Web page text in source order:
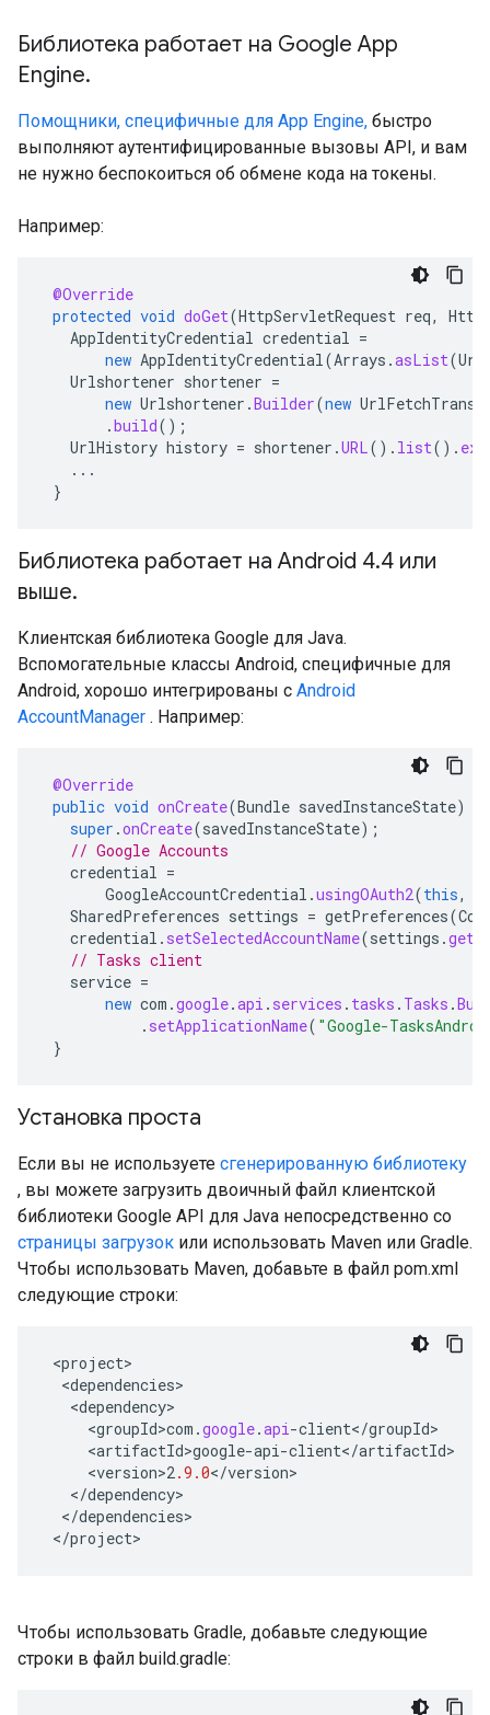
Библиотека работает на Google App
Engine.
Помощники, специфичные для App Engine, быстро
выполняют аутентифицированные вызовы API, и вам
не нужно беспокоиться об обмене кода на токены.
Например:
@Override
protected void doGet(HttpServletRequest req,
AppIdentityCredential credential =
new AppIdentityCredential(Arrays .asList(
Urlshortener shortener =
new Urlshortener .Builder(new
.build();
UrlHistory history = shortener .URL(). list().
...
}
Библиотека работает на Android 4.4 или
выше.
Клиентская библиотека Google для Java.
Вспомогательные классы Android, специфичные для
Android, хорошо интегрированы с Android
AccountManager . Например:
@Override
public void onCreate(Bundle savedInstanceState)
super .onCreate(savedInstanceState);
// Google Accounts
credential =
GoogleAccountCredential .usingOAuth2(this,
SharedPreferences settings = getPreferences(
credential . setSelectedAccountName(settings .
// Tasks client
service =
new com .google.api . services . tasks . Tasks .
. setApplicationName( "Google-
}
Установка проста
Если вы не используете сгенерированную библиотеку
, вы можете загрузить двоичный файл клиентской
библиотеки Google API для Java непосредственно со
страницы загрузок или использовать Maven или Gradle.
Чтобы использовать Maven, добавьте в файл pom.xml
следующие строки:
<project
<dependencies
<dependency
<groupId>com .google.api-client</groupId
<artifactId>google-api-client</artifactId
<version>2.9.0</version
</dependency
</dependencies
</project>
Чтобы использовать Gradle, добавьте следующие
строки в файл build.gradle: